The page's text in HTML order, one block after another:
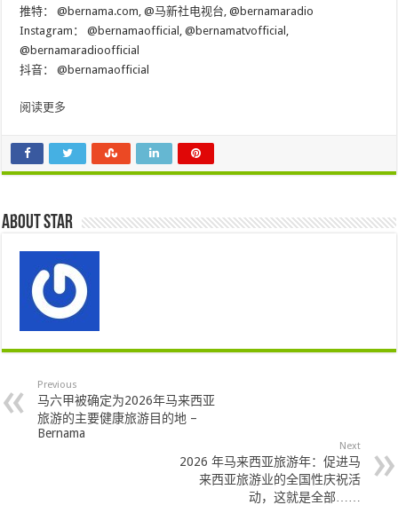
推特：@bernama.com,@马新社电视台,@bernamaradio
Instagram：@bernamaofficial ,@bernamatvofficial ,
@bernamaradioofficial
抖音：@bernamaofficial
阅读更多
About star
Previous
马六甲被确定为2026年马来西亚
旅游的主要健康旅游目的地 –
Bernama
Next
2026 年马来西亚旅游年：促进马
来西亚旅游业的全国性庆祝活
动，这就是全部……